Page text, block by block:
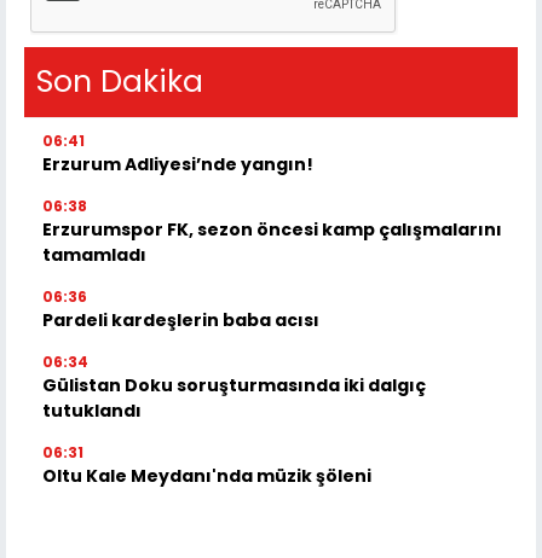
Son Dakika
06:41
Erzurum Adliyesi’nde yangın!
06:38
Erzurumspor FK, sezon öncesi kamp çalışmalarını
tamamladı
06:36
Pardeli kardeşlerin baba acısı
06:34
Gülistan Doku soruşturmasında iki dalgıç
tutuklandı
06:31
Oltu Kale Meydanı'nda müzik şöleni